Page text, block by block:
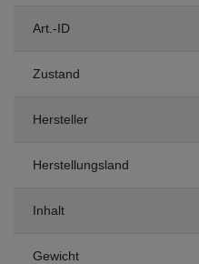
Art.-ID
Zustand
Hersteller
Herstellungsland
Inhalt
Gewicht